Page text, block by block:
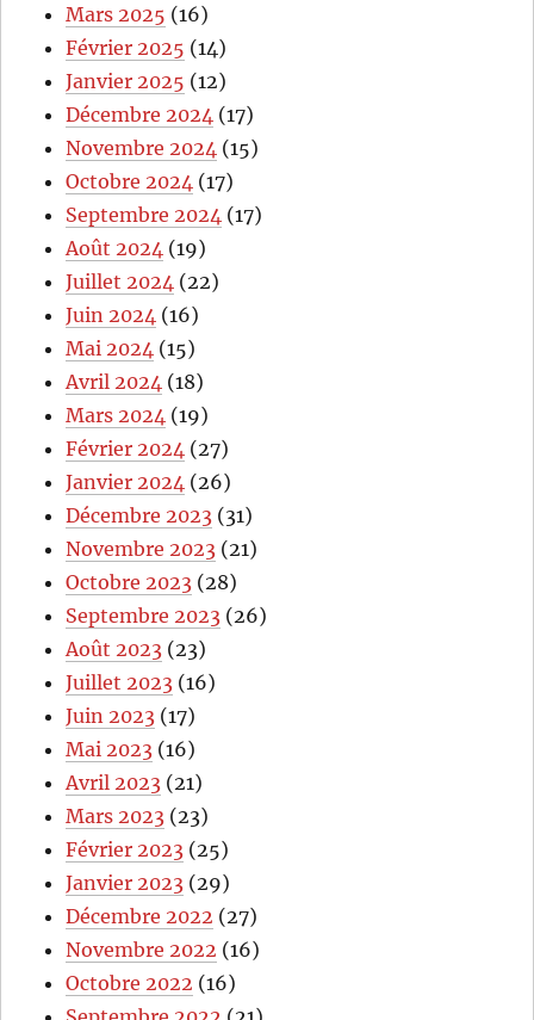
Mars 2025 (16)
Février 2025 (14)
Janvier 2025 (12)
Décembre 2024 (17)
Novembre 2024 (15)
Octobre 2024 (17)
Septembre 2024 (17)
Août 2024 (19)
Juillet 2024 (22)
Juin 2024 (16)
Mai 2024 (15)
Avril 2024 (18)
Mars 2024 (19)
Février 2024 (27)
Janvier 2024 (26)
Décembre 2023 (31)
Novembre 2023 (21)
Octobre 2023 (28)
Septembre 2023 (26)
Août 2023 (23)
Juillet 2023 (16)
Juin 2023 (17)
Mai 2023 (16)
Avril 2023 (21)
Mars 2023 (23)
Février 2023 (25)
Janvier 2023 (29)
Décembre 2022 (27)
Novembre 2022 (16)
Octobre 2022 (16)